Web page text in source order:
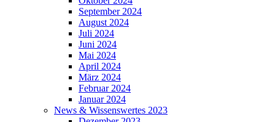
September 2024
August 2024
Juli 2024
Juni 2024
Mai 2024
April 2024
März 2024
Februar 2024
Januar 2024
News & Wissenswertes 2023